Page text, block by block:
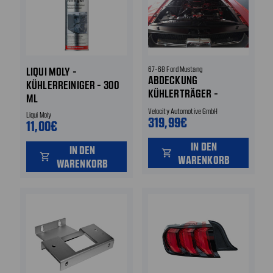
LIQUI MOLY -
KÜHLERREINIGER - 300
ML
Liqui Moly
11,00€
shopping_cart
IN DEN
WARENKORB
67-68 Ford Mustang
ABDECKUNG
KÜHLERTRÄGER -
SCHWARZ ELOXIERTE
ALUMINIUMVERSION -
FÜR FAHRZEUGE OHNE
KLIMAANLAGE - MIT
LOCH FÜR DIE
Velocity Automotive GmbH
319,99€
shopping_cart
IN DEN
WARENKORB